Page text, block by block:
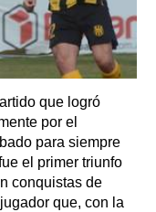
que logró
por el
para siempre
el primer triunfo
conquistas de
que, con la